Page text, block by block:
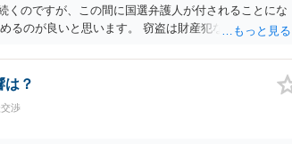
くのですが、この間に国選弁護人が付されることにな
るのが良いと思います。 窃盗は財産犯なので、被害
つ弁済を進めるのが肝心です。
は？
渉